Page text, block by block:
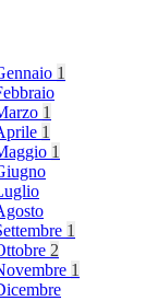
1
1
1
1
1
2
1